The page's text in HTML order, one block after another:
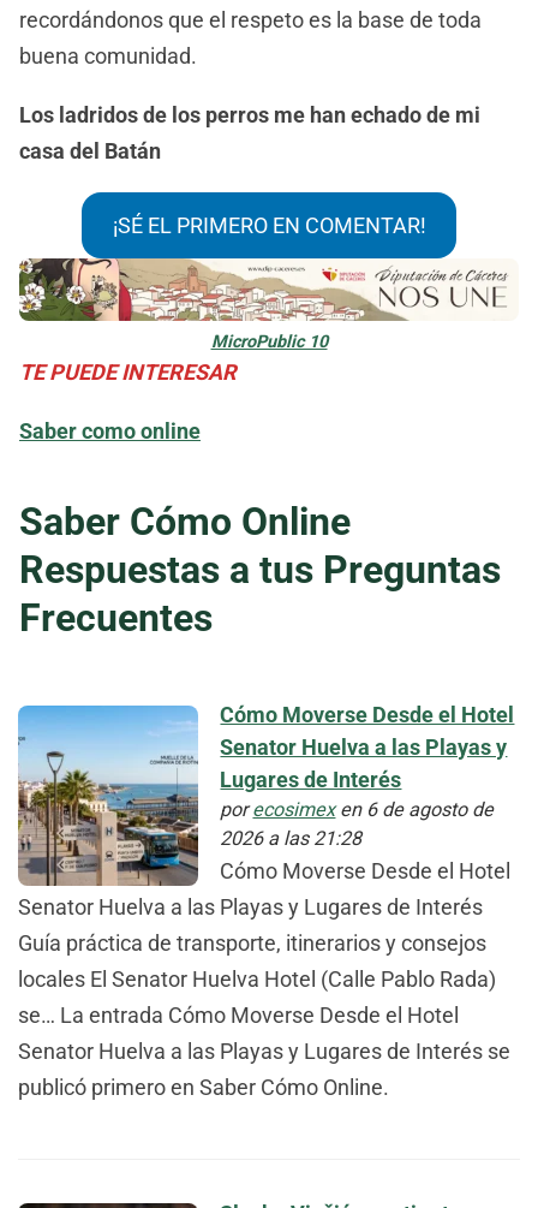
recordándonos que el respeto es la base de toda
buena comunidad.
Los ladridos de los perros me han echado de mi
casa del Batán
¡SÉ EL PRIMERO EN COMENTAR!
MicroPublic 10
TE PUEDE INTERESAR
Saber como online
Saber Cómo Online
Respuestas a tus Preguntas
Frecuentes
Cómo Moverse Desde el Hotel
Senator Huelva a las Playas y
Lugares de Interés
porecosimexen 6 de agosto de
2026 a las 21:28
Cómo Moverse Desde el Hotel
Senator Huelva a las Playas y Lugares de Interés
Guía práctica de transporte, itinerarios y consejos
locales El Senator Huelva Hotel (Calle Pablo Rada)
se… La entrada Cómo Moverse Desde el Hotel
Senator Huelva a las Playas y Lugares de Interés se
publicó primero en Saber Cómo Online.